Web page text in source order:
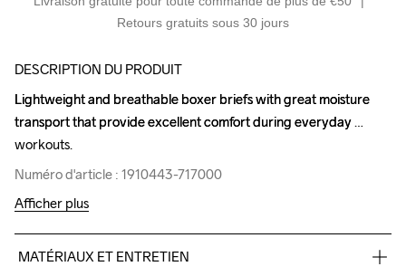
Retours gratuits sous 30 jours
DESCRIPTION DU PRODUIT
Lightweight and breathable boxer briefs with great moisture
transport that provide excellent comfort during everyday
workouts.
Numéro d'article : 1910443-717000
Lightweight and breathable boxer briefs with great moisture
transport that provide excellent comfort during everyday
workouts.
Numéro d'article : 1910443-717000
Afficher plus
MATÉRIAUX ET ENTRETIEN